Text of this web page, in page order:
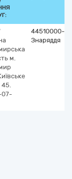
м.
45.
07-
44510000-8
Знаряддя